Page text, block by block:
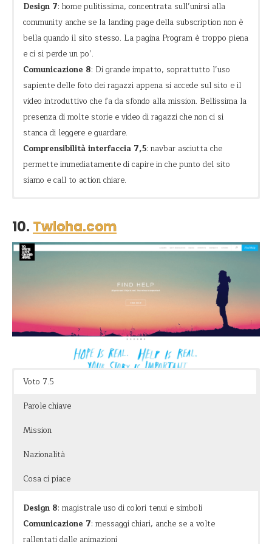
Design 7: home pulitissima, concentrata sull’unirsi alla
community anche se la landing page della subscription non è
bella quando il sito stesso. La pagina Program è troppo piena
e ci si perde un po’.
Comunicazione 8: Di grande impatto, soprattutto l’uso
sapiente delle foto dei ragazzi appena si accede sul sito e il
video introduttivo che fa da sfondo alla mission. Bellissima la
presenza di molte storie e video di ragazzi che non ci si
stanca di leggere e guardare.
Comprensibilità interfaccia 7,5: navbar asciutta che
permette immediatamente di capire in che punto del sito
siamo e call to action chiare.
Realizzazione di sè
ogni adolescente attraverso percorsi di scoperta di sè grazie
alla presenza di un tutor (The Dream’s Director) nelle scuole.
in tutto il sito si ritrovano foto di adolescenti felici che “hanno
realizzato i loro sogni”. Non solo, dalle foto sono facilmente
intuibili le attività svolte (teatro, speech, incontri formativi)
Colpisce la grande attenzione ai partners, richiamati con
orgoglio.
Anche se la call to action più importante è quella di unirsi alla
community e non di donare, la landing page del dona ora non
permette via di fuga ed invoglia alla donazione mettendo
La chicca finale è la sezione del Team con le foto istituzionali
sopra.
10. Twloha.com
Voto 7.5
Parole chiave
Mission
Nazionalità
Cosa ci piace
Design 8: magistrale uso di colori tenui e simboli
Comunicazione 7: messaggi chiari, anche se a volte
rallentati dalle animazioni